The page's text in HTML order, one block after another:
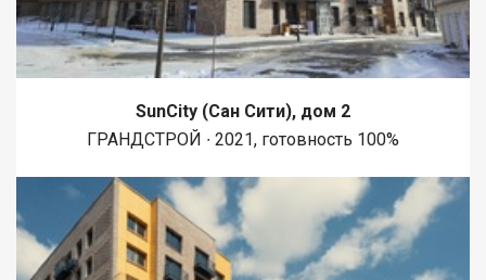
SunCity (Сан Сити), дом 2
ГРАНДСТРОЙ ∙ 2021, готовность 100%